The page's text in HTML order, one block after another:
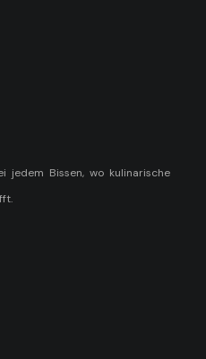
jedem Bissen, wo kulinarische